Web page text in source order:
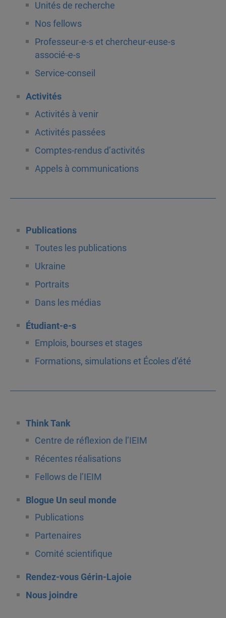
Unités de recherche
Nos fellows
Professeur-e-s et chercheur-euse-s
associé-e-s
Service-conseil
Activités
Activités à venir
Activités passées
Comptes-rendus d’activités
Appels à communications
Publications
Toutes les publications
Ukraine
Portraits
Dans les médias
Étudiant-e-s
Emplois, bourses et stages
Formations, simulations et Écoles d’été
Think Tank
Centre de réflexion de l’IEIM
Récentes réalisations
Fellows de l’IEIM
Blogue Un seul monde
Publications
Partenaires
Comité scientifique
Rendez-vous Gérin-Lajoie
Nous joindre